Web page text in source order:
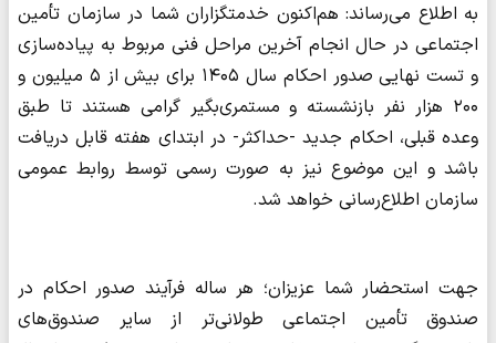
به اطلاع می‌رساند: هم‌اکنون خدمتگزاران شما در سازمان تأمین
اجتماعی در حال انجام آخرین مراحل فنی مربوط به پیاده‌سازی
و تست‌ نهایی صدور احکام سال ۱۴۰۵ برای بیش از ۵ میلیون و
۲۰۰ هزار نفر بازنشسته و مستمری‌بگیر گرامی هستند تا طبق
وعده قبلی، احکام جدید -حداکثر- در ابتدای هفته قابل دریافت
باشد و این موضوع نیز به صورت رسمی توسط روابط عمومی
سازمان اطلاع‌رسانی خواهد شد.
جهت استحضار شما عزیزان؛ هر ساله فرآیند صدور احکام در
صندوق تأمین اجتماعی طولانی‌تر از سایر صندوق‌های